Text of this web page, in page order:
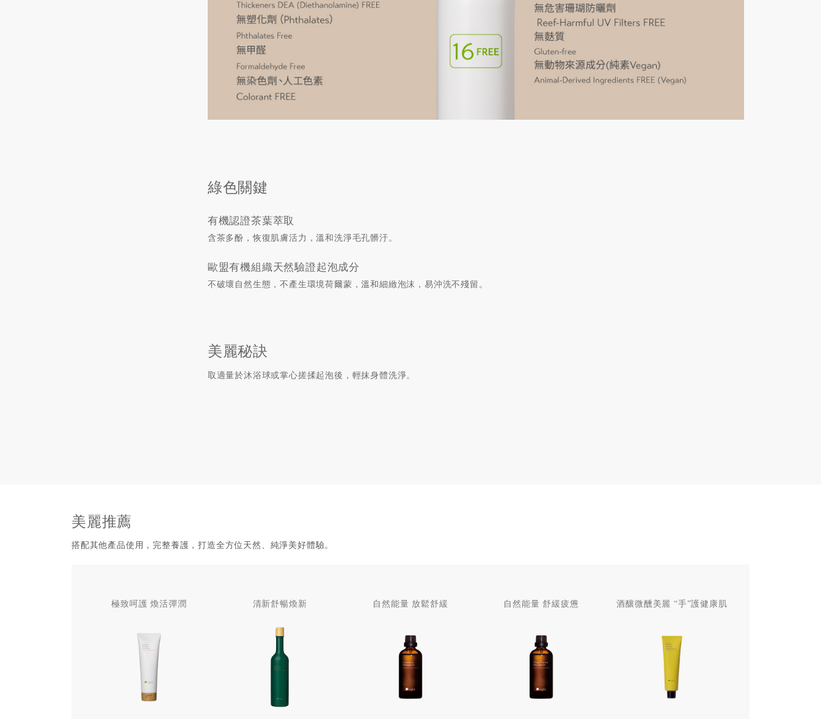
綠色關鍵
有機認證茶葉萃取
含茶多酚，恢復肌膚活力，溫和洗淨毛孔髒汙。
歐盟有機組織天然驗證起泡成分
不破壞自然生態，不產生環境荷爾蒙，溫和細緻泡沫，易沖洗不殘留。
美麗秘訣
取適量於沐浴球或掌心搓揉起泡後，輕抹身體洗淨。
美麗推薦
搭配其他產品使用，完整養護，打造全方位天然、純淨美好體驗。
極致呵護 煥活彈潤 清新舒暢煥新 自然能量 放鬆舒緩 自然能量 舒緩疲憊 酒釀微醺美麗 “手”護健康肌